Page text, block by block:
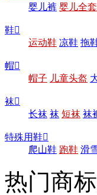
婴儿裤 婴儿全
鞋
运动鞋 凉鞋 拖
帽
帽子 儿童头盔
袜
长袜 袜 短袜 袜
特殊用鞋
爬山鞋 跑鞋 滑
热门商